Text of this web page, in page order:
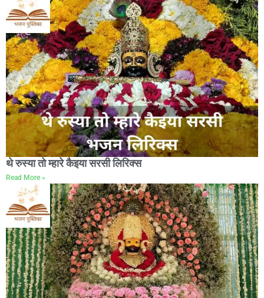
थे रुस्या तो म्हारे कैइया सरसी लिरिक्स
Read More »